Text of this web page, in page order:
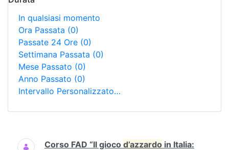
In qualsiasi momento
Ora Passata (0)
Passate 24 Ore (0)
Settimana Passata (0)
Mese Passato (0)
Anno Passato (0)
Intervallo Personalizzato…
Ricerca
Corso FAD “Il gioco d’azzardo in Italia: